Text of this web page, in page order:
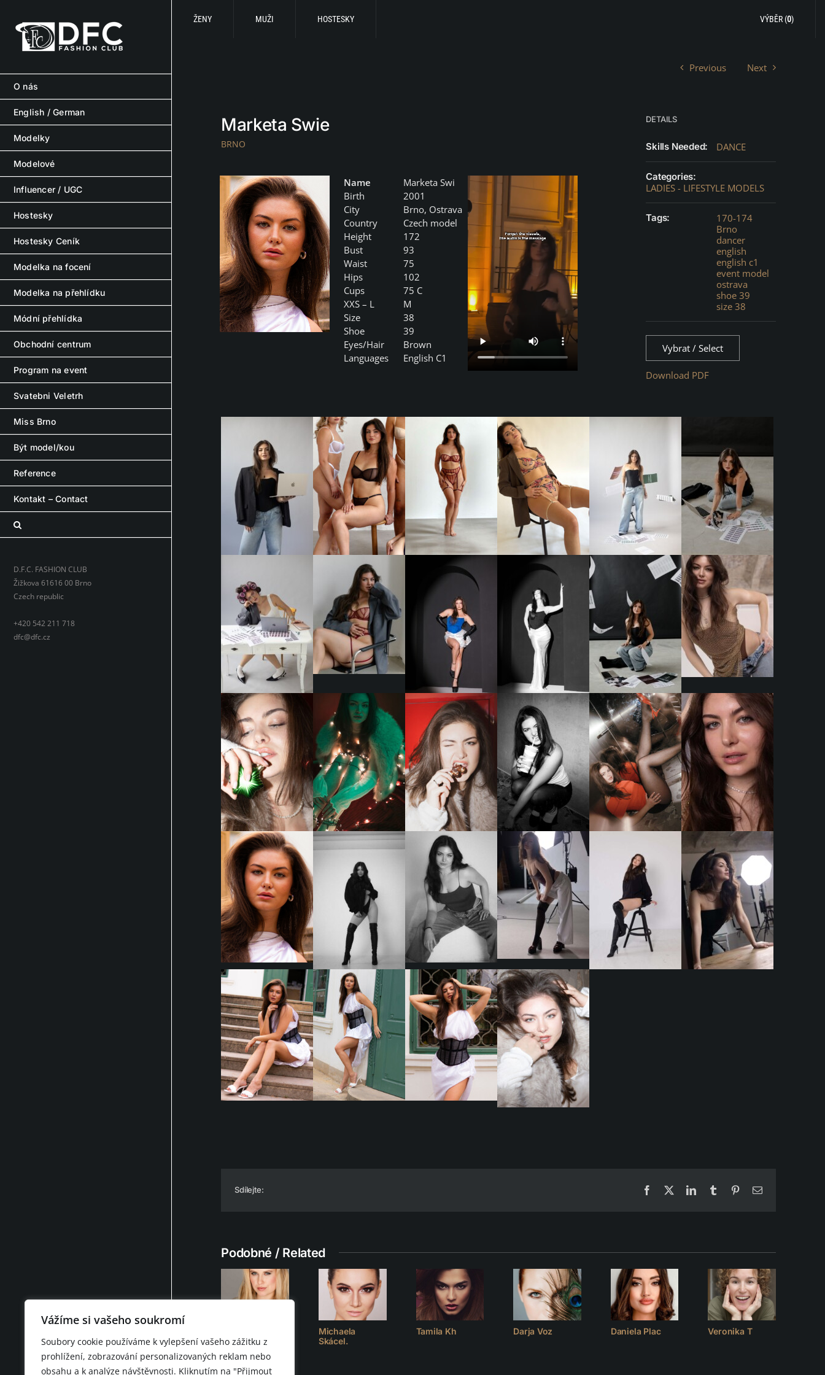
Vážíme si vašeho soukromí
Soubory cookie používáme k vylepšení vašeho zážitku z
prohlížení, zobrazování personalizovaných reklam nebo
obsahu a k analýze návštěvnosti. Kliknutím na "Přijmout
ŽENY MUŽI HOSTESKY VÝBĚR (0)
content
O nás
English / German
Modelky
Modelové
Influencer / UGC
Hostesky
Hostesky Ceník
Modelka na focení
Modelka na přehlídku
Módní přehlídka
Obchodní centrum
Program na event
Svatebni Veletrh
Miss Brno
Být model/kou
Reference
Kontakt – Contact
D.F.C. FASHION CLUB
Žižkova 61616 00 Brno
Czech republic
+420 542 211 718
dfc@dfc.cz
Previous Next
Marketa Swie
BRNO
Name
Marketa Swi
Birth
2001
City
Brno, Ostrava
Country
Czech model
Height
172
Bust
93
Waist
75
Hips
102
Cups
75 C
XXS – L
M
Size
38
Shoe
39
Eyes/Hair
Brown
Languages
English C1
DETAILS
Skills Needed: DANCE
Categories:
LADIES - LIFESTYLE MODELS
Tags:
170-174
Brno
dancer
english
english c1
event model
ostrava
shoe 39
size 38
Vybrat / Select
Download PDF
Sdílejte: Facebook
X LinkedInTumblrPinterestEmail
Podobné / Related
Michaela
Skácel.
Tamila Kh Darja Voz Daniela Plac Veronika T